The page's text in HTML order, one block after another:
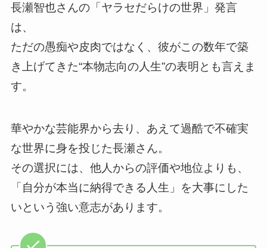
長瀬智也さんの「ヤラセだらけの世界」発言
は、
ただの愚痴や皮肉ではなく、彼がこの数年で築
き上げてきた“本物志向の人生”の表明とも言えま
す。
華やかな芸能界から去り、あえて過酷で不確実
な世界に身を投じた長瀬さん。
その選択には、他人からの評価や地位よりも、
「自分が本当に納得できる人生」を大事にした
いという強い意志があります。